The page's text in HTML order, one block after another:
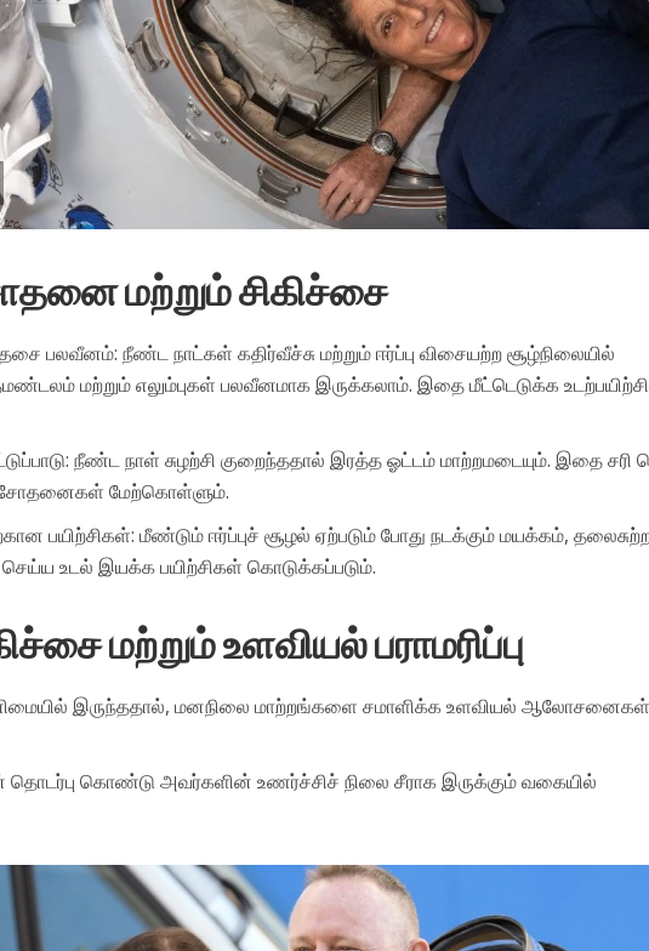
மற்றும் சிகிச்சை
தசை பலவீனம்: நீண்ட நாட்கள் கதிர்வீச்சு மற்றும் ஈர்ப்பு விசையற்ற சூழ்நிலையில்
மற்றும் எலும்புகள் பலவீனமாக இருக்கலாம். இதை மீட்டெடுக்க
நீண்ட நாள் சுழற்சி குறைந்ததால் இரத்த ஓட்டம் மாற்றமடையும். இதை சரி
மேற்கொள்ளும்.
பயிற்சிகள்: மீண்டும் ஈர்ப்புச் சூழல் ஏற்படும் போது நடக்கும் மயக்கம்,
உடல் இயக்க பயிற்சிகள் கொடுக்கப்படும்.
மற்றும் உளவியல் பராமரிப்பு
இருந்ததால், மனநிலை மாற்றங்களை சமாளிக்க உளவியல் ஆலோசனைகள்
தொடர்பு கொண்டு அவர்களின் உணர்ச்சிச் நிலை சீராக இருக்கும் வகையில்